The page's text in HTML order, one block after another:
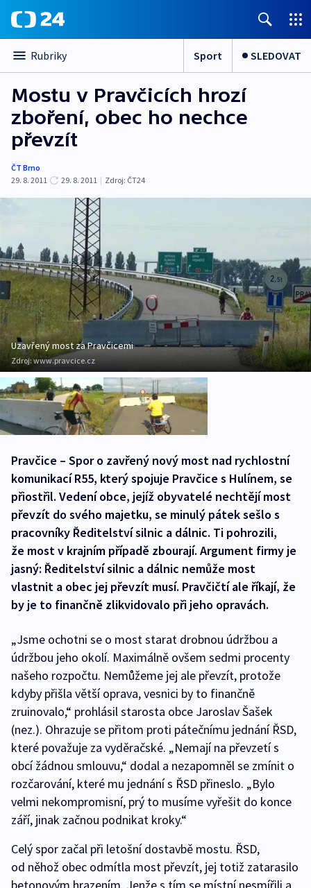
Rubriky Sport SLEDOVAT
Mostu v Pravčicích hrozí
zboření, obec ho nechce
převzít
ČT Brno
29. 8. 2011
29. 8. 2011 | Zdroj: ČT24
Uzavřený most za Pravčicemi
Zdroj: www.pravcice.cz
Pravčice – Spor o zavřený nový most nad rychlostní
komunikací R55, který spojuje Pravčice s Hulínem, se
přiostřil. Vedení obce, jejíž obyvatelé nechtějí most
převzít do svého majetku, se minulý pátek sešlo s
pracovníky Ředitelství silnic a dálnic. Ti pohrozili,
že most v krajním případě zbourají. Argument firmy je
jasný: Ředitelství silnic a dálnic nemůže most
vlastnit a obec jej převzít musí. Pravčičtí ale říkají, že
by je to finančně zlikvidovalo při jeho opravách.
„Jsme ochotni se o most starat drobnou údržbou a
údržbou jeho okolí. Maximálně ovšem sedmi procenty
našeho rozpočtu. Nemůžeme jej ale převzít, protože
kdyby přišla větší oprava, vesnici by to finančně
zruinovalo,“ prohlásil starosta obce Jaroslav Šašek
(nez.). Ohrazuje se přitom proti pátečnímu jednání ŘSD,
které považuje za vyděračské. „Nemají na převzetí s
obcí žádnou smlouvu,“ dodal a nezapomněl se zmínit o
rozčarování, které mu jednání s ŘSD přineslo. „Bylo
velmi nekompromisní, prý to musíme vyřešit do konce
září, jinak začnou podnikat kroky.“
Celý spor začal při letošní dostavbě mostu. ŘSD,
od něhož obec odmítla most převzít, jej totiž zatarasilo